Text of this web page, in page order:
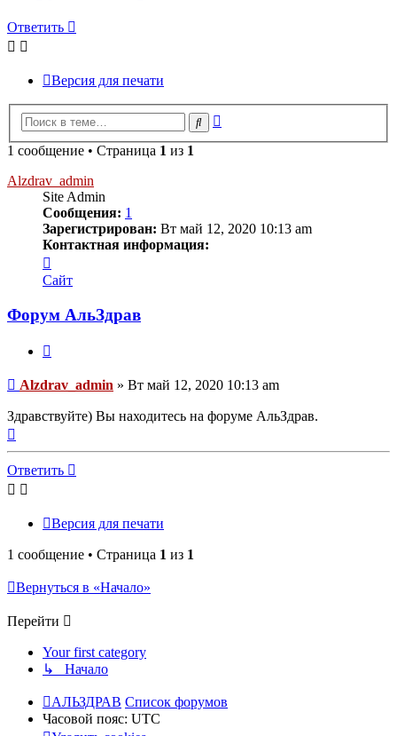
Ответить
Версия для печати
Поиск
1 сообщение • Страница 1 из 1
Alzdrav_admin
Site Admin
Сообщения: 1
Зарегистрирован: Вт май 12, 2020 10:13 am
Контактная информация:
информация
пользователя
Alzdrav_admin
Сайт
Форум АльЗдрав
Сообщение
Alzdrav_admin » Вт май 12, 2020 10:13 am
Здравствуйте) Вы находитесь на форуме АльЗдрав.
началу
Ответить
Версия для печати
1 сообщение • Страница 1 из 1
Вернуться в «Начало»
Перейти
Your first category
↳ Начало
АЛЬЗДРАВ Список форумов
Часовой пояс: UTC